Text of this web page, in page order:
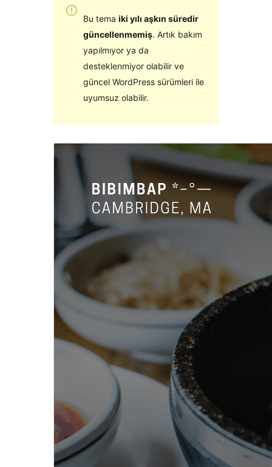
Bu tema iki yılı aşkın süredir
güncellenmemiş. Artık bakım
yapılmıyor ya da
desteklenmiyor olabilir ve
güncel WordPress sürümleri ile
uyumsuz olabilir.